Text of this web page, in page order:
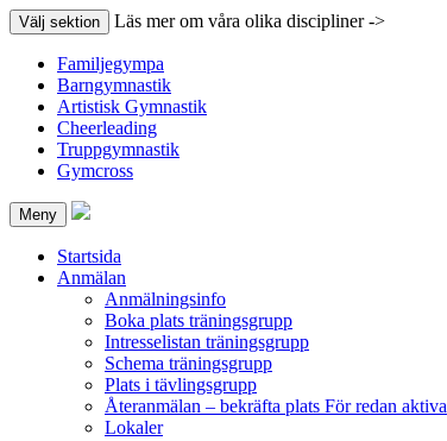
Välj sektion Läs mer om våra olika discipliner ->
Familjegympa
Barngymnastik
Artistisk Gymnastik
Cheerleading
Truppgymnastik
Gymcross
Meny
Startsida
Anmälan
Anmälningsinfo
Boka plats träningsgrupp
Intresselistan träningsgrupp
Schema träningsgrupp
Plats i tävlingsgrupp
Återanmälan – bekräfta plats För redan aktiva
Lokaler